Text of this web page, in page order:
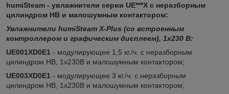
humiSteam - увлажнители серии UE***X c неразборным
цилиндром HB и малошумным контактором:
Увлажнители humiSteam X-Plus (со встроенным
контроллером и графическим дисплеем), 1x230 В:
UE001XD0E1 - модулирующее 1,5 кг./ч. c неразборным
цилиндром HB, 1х230В и малошумным контактором;
UE003XD0E1 - модулирующее 3 кг./ч. c неразборным
цилиндром HB, 1х230В и малошумным контактором;